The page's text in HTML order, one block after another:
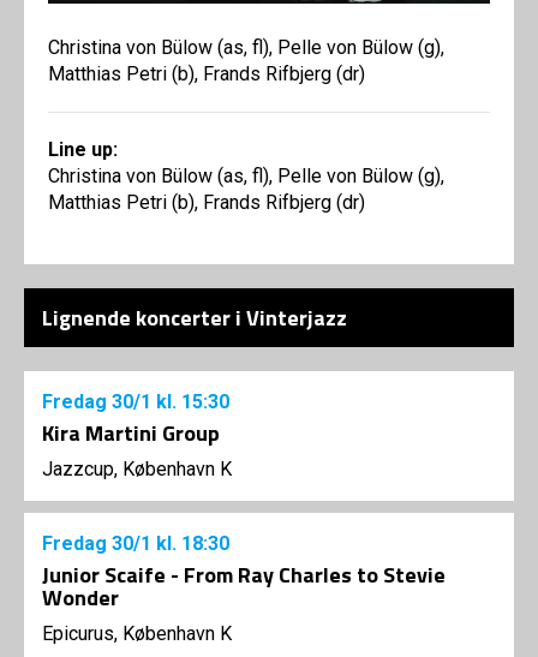
Christina von Bülow (as, fl), Pelle von Bülow (g),
Matthias Petri (b), Frands Rifbjerg (dr)
Line up:
Christina von Bülow (as, fl), Pelle von Bülow (g),
Matthias Petri (b), Frands Rifbjerg (dr)
Lignende koncerter i Vinterjazz
Fredag 30/1 kl. 15:30
Kira Martini Group
Jazzcup, København K
Fredag 30/1 kl. 18:30
Junior Scaife - From Ray Charles to Stevie
Wonder
Epicurus, København K